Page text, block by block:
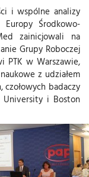
i wspólne analizy
Europy Środkowo-
zainicjowali na
Grupy Roboczej
PTK w Warszawie,
z udziałem
czołowych badaczy
i Boston